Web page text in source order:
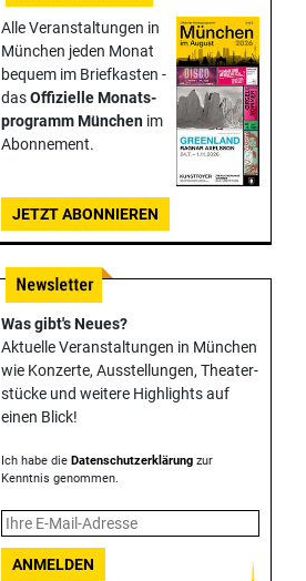
Alle Veranstaltungen in
München jeden Monat
bequem im Briefkasten -
dasOffizielle Monats­
programm München im
Abonnement.
JETZT ABONNIEREN
Was gibt's Neues?
Aktuelle Veranstaltungen in München
wie Konzerte, Ausstellungen, Theater­
stücke und weitere Highlights auf
einen Blick!
Ich habe die Datenschutzerklärung zur
Kenntnis genommen.
ANMELDEN